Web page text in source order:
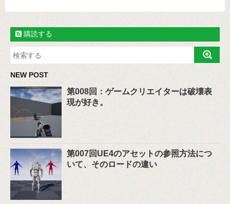
購読する
NEW POST
第008回：ゲームクリエイターは破壊表
現が好き。
第007回UE4のアセットの参照方法につ
いて、そのロードの違い